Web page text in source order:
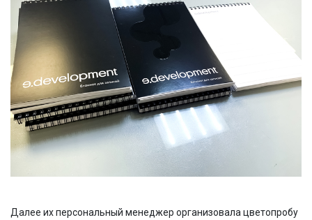
Далее их персональный менеджер организовала цветопробу